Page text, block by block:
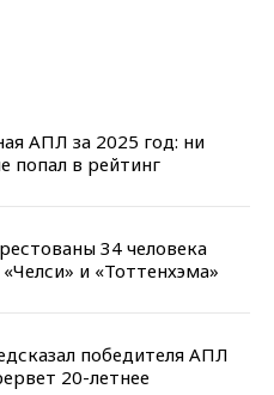
АПЛ за 2025 год: ни
попал в рейтинг
34 человека
и «Тоттенхэма»
победителя АПЛ
20-летнее